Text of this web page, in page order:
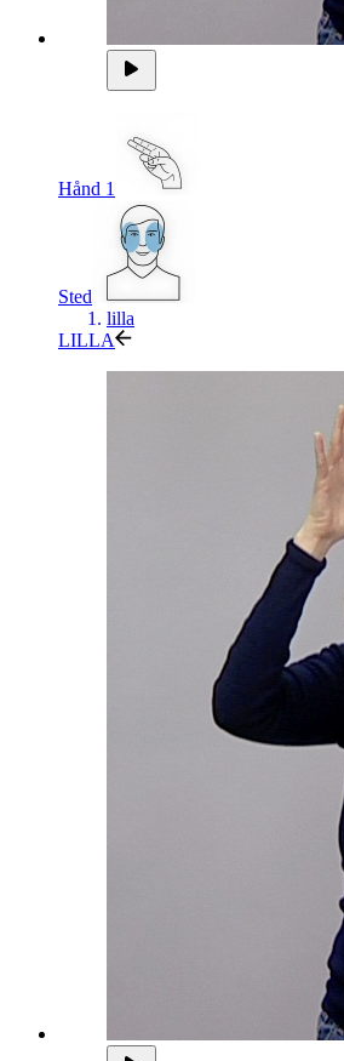
Hånd 1
Sted
lilla
LILLA